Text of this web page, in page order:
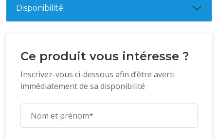
Disponibilité
Ce produit vous intéresse ?
Inscrivez-vous ci-dessous afin d’être averti
immédiatement de sa disponibilité